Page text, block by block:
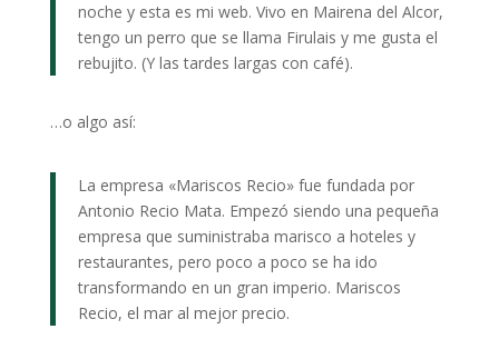
noche y esta es mi web. Vivo en Mairena del Alcor,
tengo un perro que se llama Firulais y me gusta el
rebujito. (Y las tardes largas con café).
…o algo así:
La empresa «Mariscos Recio» fue fundada por
Antonio Recio Mata. Empezó siendo una pequeña
empresa que suministraba marisco a hoteles y
restaurantes, pero poco a poco se ha ido
transformando en un gran imperio. Mariscos
Recio, el mar al mejor precio.